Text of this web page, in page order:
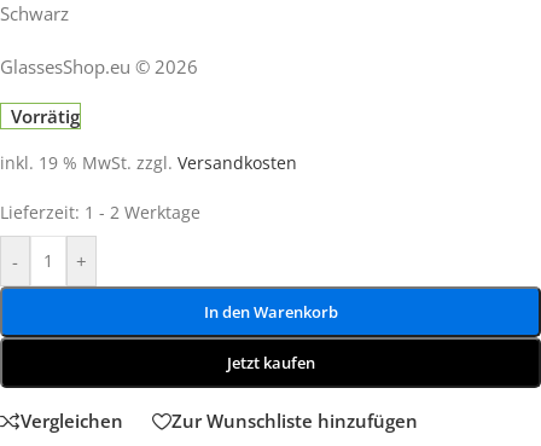
Schwarz
GlassesShop.eu © 2026
Vorrätig
inkl. 19 % MwSt. zzgl. Versandkosten
Lieferzeit: 1 - 2 Werktage
- +
In den Warenkorb
Jetzt kaufen
Vergleichen Zur Wunschliste hinzufügen